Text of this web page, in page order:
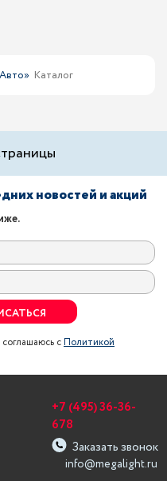
Каталог
новостей и акций
сПолитикой
info@megalight.ru
+7 (495) 36-36-
678
Заказать звонок